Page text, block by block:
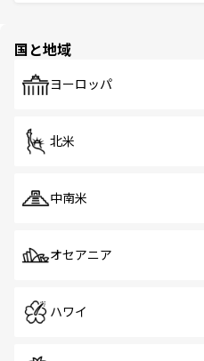
で、ホーカーズは地元
国と地域
ヨーロッパ
北米
中南米
オセアニア
ハワイ